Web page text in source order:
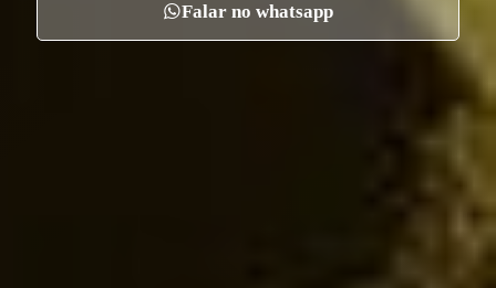
Falar no whatsapp